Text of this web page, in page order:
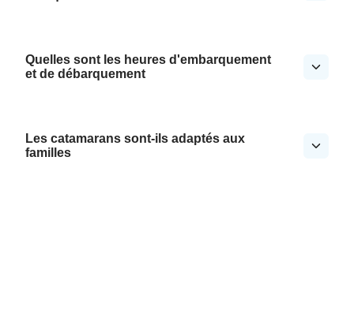
Quelles sont les heures d'embarquement
et de débarquement
Les catamarans sont-ils adaptés aux
familles